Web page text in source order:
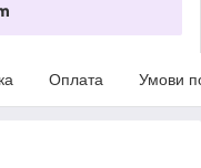
Оплата Умови